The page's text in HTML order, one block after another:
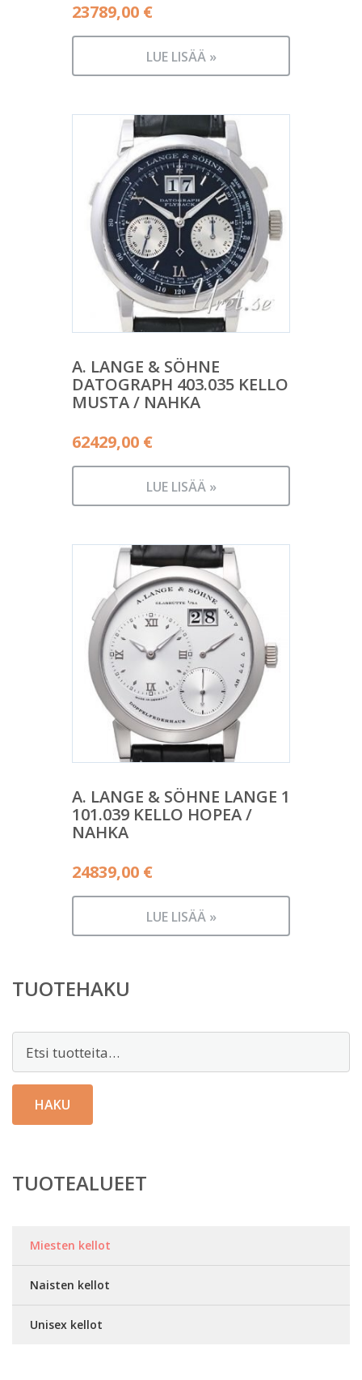
23789,00 €
LUE LISÄÄ »
A. LANGE & SÖHNE
DATOGRAPH 403.035 KELLO
MUSTA / NAHKA
62429,00 €
LUE LISÄÄ »
A. LANGE & SÖHNE LANGE 1
101.039 KELLO HOPEA /
NAHKA
24839,00 €
LUE LISÄÄ »
TUOTEHAKU
HAKU
TUOTEALUEET
Miesten kellot
Naisten kellot
Unisex kellot